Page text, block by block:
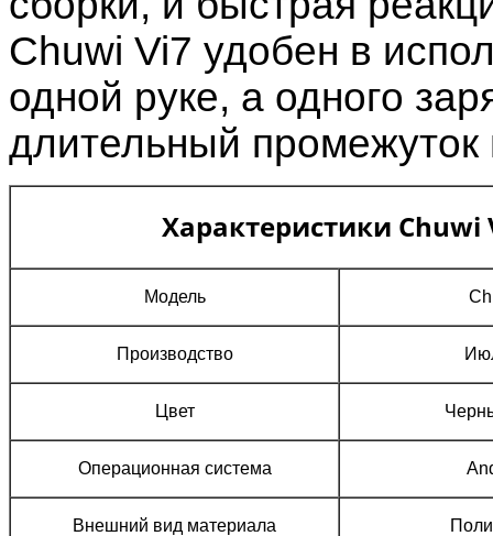
Chuwi Vi7 удобен в
одной руке, а одного
длительный
Характеристики Chuwi
Модель
Производство
Цвет
Операционная система
Внешний вид материала